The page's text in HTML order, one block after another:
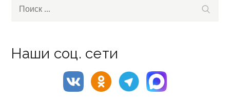
Наши соц. сети